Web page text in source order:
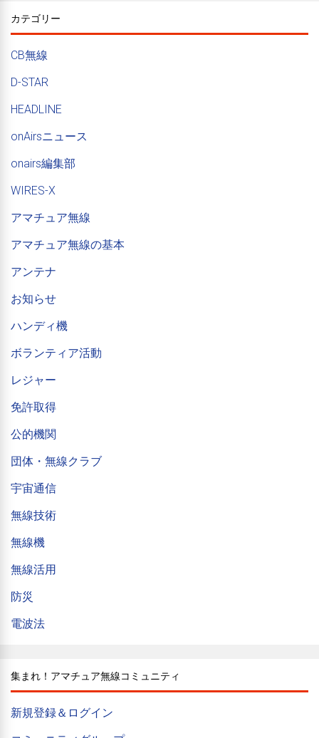
カテゴリー
CB無線
D-STAR
HEADLINE
onAirsニュース
onairs編集部
WIRES-X
アマチュア無線
アマチュア無線の基本
アンテナ
お知らせ
ハンディ機
ボランティア活動
レジャー
免許取得
公的機関
団体・無線クラブ
宇宙通信
無線技術
無線機
無線活用
防災
電波法
集まれ！アマチュア無線コミュニティ
新規登録＆ログイン